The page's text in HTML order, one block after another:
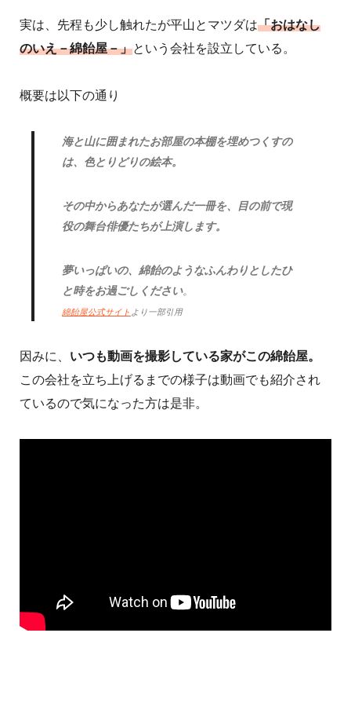
実は、先程も少し触れたが平山とマツダは「おはなし
のいえ－綿飴屋－」という会社を設立している。
概要は以下の通り
海と山に囲まれたお部屋の本棚を埋めつくすの
は、色とりどりの絵本。
その中からあなたが選んだ一冊を、目の前で現
役の舞台俳優たちが上演します。
夢いっぱいの、綿飴のようなふんわりとしたひ
と時をお過ごしください。
綿飴屋公式サイト より一部引用
因みに、 いつも動画を撮影している家がこの綿飴屋。
この会社を立ち上げるまでの様子は動画でも紹介され
ているので気になった方は是非。